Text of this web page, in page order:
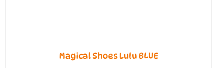
Magical Shoes Lulu BLUE